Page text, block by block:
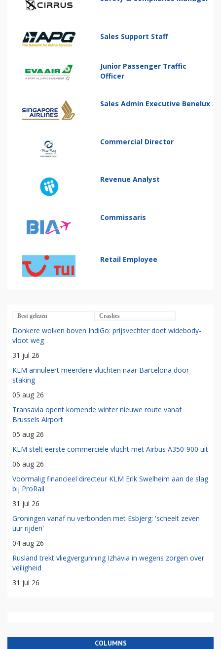
Sales Support Staff
Junior Passenger Traffic
Officer
Sales Admin Executive Benelux
Commercial Director
Revenue Analyst
Commissaris
Retail Employee
Best gelezen Crashes
Donkere wolken boven IndiGo: prijsvechter doet widebody-
vloot weg
31 jul 26
KLM annuleert meerdere vluchten naar Barcelona door
staking
05 aug 26
Transavia opent komende winter nieuwe route vanaf
Brussels Airport
05 aug 26
KLM stelt eerste commerciële vlucht met Airbus A350-900 uit
06 aug 26
Voormalig financieel directeur KLM Erik Swelheim aan de slag
bij ProRail
31 jul 26
Groningen vanaf nu verbonden met Esbjerg: 'scheelt zeven
uur rijden'
04 aug 26
Rusland trekt vliegvergunning Izhavia in wegens zorgen over
veiligheid
31 jul 26
COLUMNS